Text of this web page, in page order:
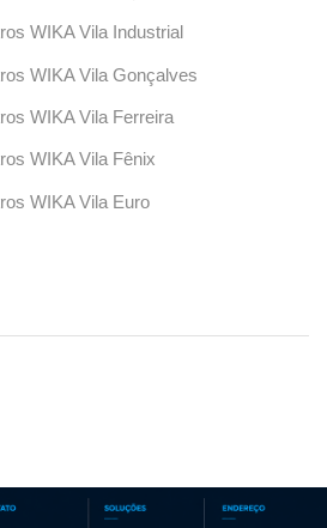
WIKA Vila Industrial
WIKA Vila Gonçalves
WIKA Vila Ferreira
WIKA Vila Fênix
WIKA Vila Euro